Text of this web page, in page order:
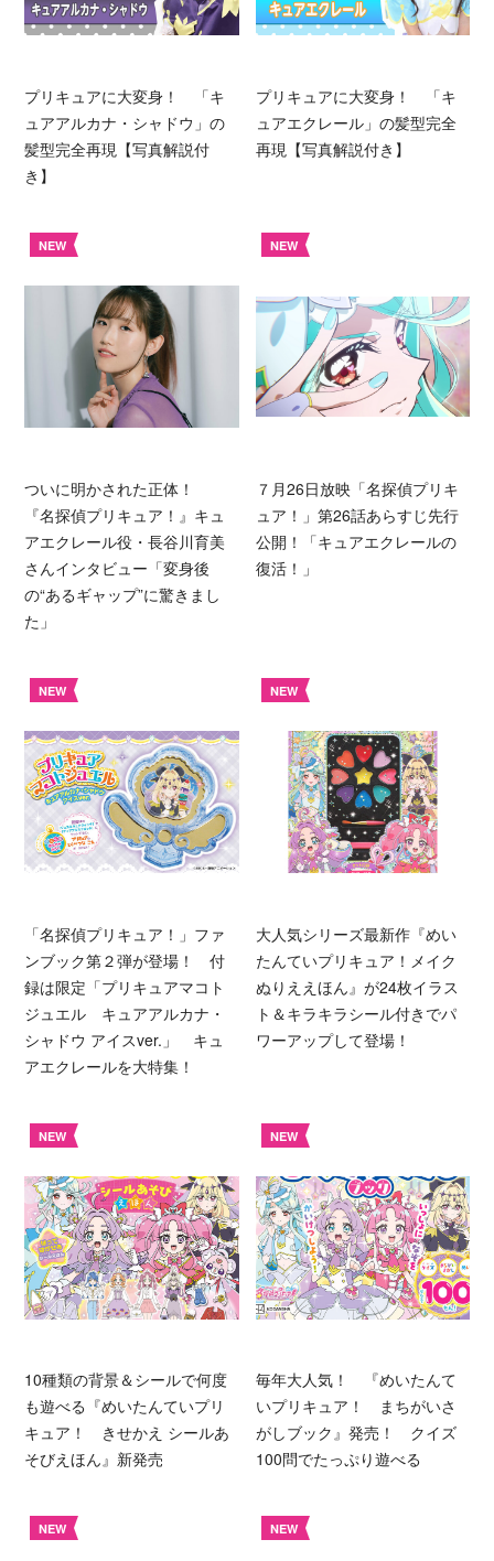
プリキュアに大変身！ 「キ
ュアアルカナ・シャドウ」の
髪型完全再現【写真解説付
き】
プリキュアに大変身！ 「キ
ュアエクレール」の髪型完全
再現【写真解説付き】
NEW
ついに明かされた正体！
『名探偵プリキュア！』キュ
アエクレール役・長谷川育美
さんインタビュー「変身後
の“あるギャップ”に驚きまし
た」
NEW
７月26日放映「名探偵プリキ
ュア！」第26話あらすじ先行
公開！「キュアエクレールの
復活！」
NEW
「名探偵プリキュア！」ファ
ンブック第２弾が登場！ 付
録は限定「プリキュアマコト
ジュエル キュアアルカナ・
シャドウ アイスver.」 キュ
アエクレールを大特集！
NEW
大人気シリーズ最新作『めい
たんていプリキュア！メイク
ぬりええほん』が24枚イラス
ト＆キラキラシール付きでパ
ワーアップして登場！
NEW
10種類の背景＆シールで何度
も遊べる『めいたんていプリ
キュア！ きせかえ シールあ
そびえほん』新発売
NEW
毎年大人気！ 『めいたんて
いプリキュア！ まちがいさ
がしブック』発売！ クイズ
100問でたっぷり遊べる
NEW NEW